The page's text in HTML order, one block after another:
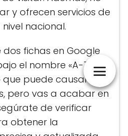
y ofrecen servicios de
nacional.
dos fichas en Google
el nombre «A-Z
que puede causar
pero vas a acabar en
de verificar
obtener la